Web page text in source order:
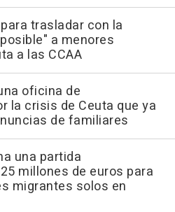
trasladar con la
a menores
a las CCAA
oficina de
la crisis de Ceuta que ya
de familiares
una partida
millones de euros para
migrantes solos en